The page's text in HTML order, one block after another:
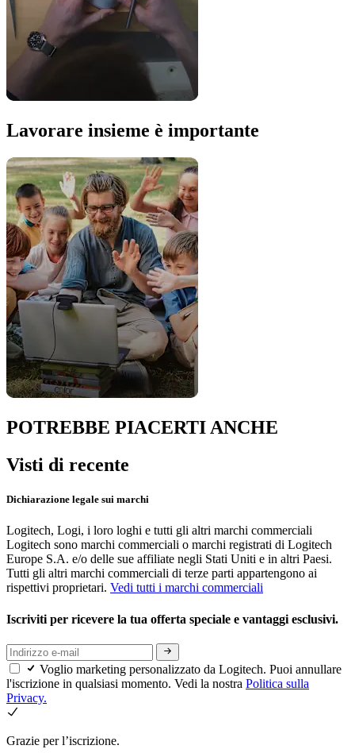
Lavorare insieme è importante
POTREBBE PIACERTI ANCHE
Visti di recente
Dichiarazione legale sui marchi
Logitech, Logi, i loro loghi e tutti gli altri marchi commerciali
Logitech sono marchi commerciali o marchi registrati di Logitech
Europe S.A. e/o delle sue affiliate negli Stati Uniti e in altri Paesi.
Tutti gli altri marchi commerciali di terze parti appartengono ai
rispettivi proprietari. Vedi tutti i marchi commerciali
Iscriviti per ricevere la tua offerta speciale e vantaggi esclusivi.
Voglio marketing personalizzato da Logitech. Puoi annullare
l'iscrizione in qualsiasi momento. Vedi la nostra Politica sulla
Privacy.
Grazie per l’iscrizione.